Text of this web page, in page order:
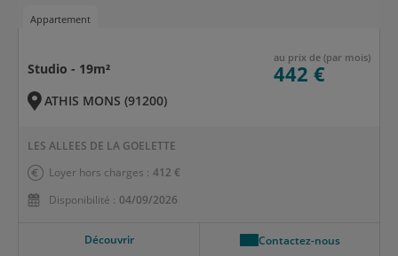
Appartement
Studio - 19m²
au prix de (par mois)
442 €
ATHIS MONS (91200)
LES ALLEES DE LA GOELETTE
Loyer hors charges : 412 €
Disponibilité : 04/09/2026
Découvrir Contactez-nous